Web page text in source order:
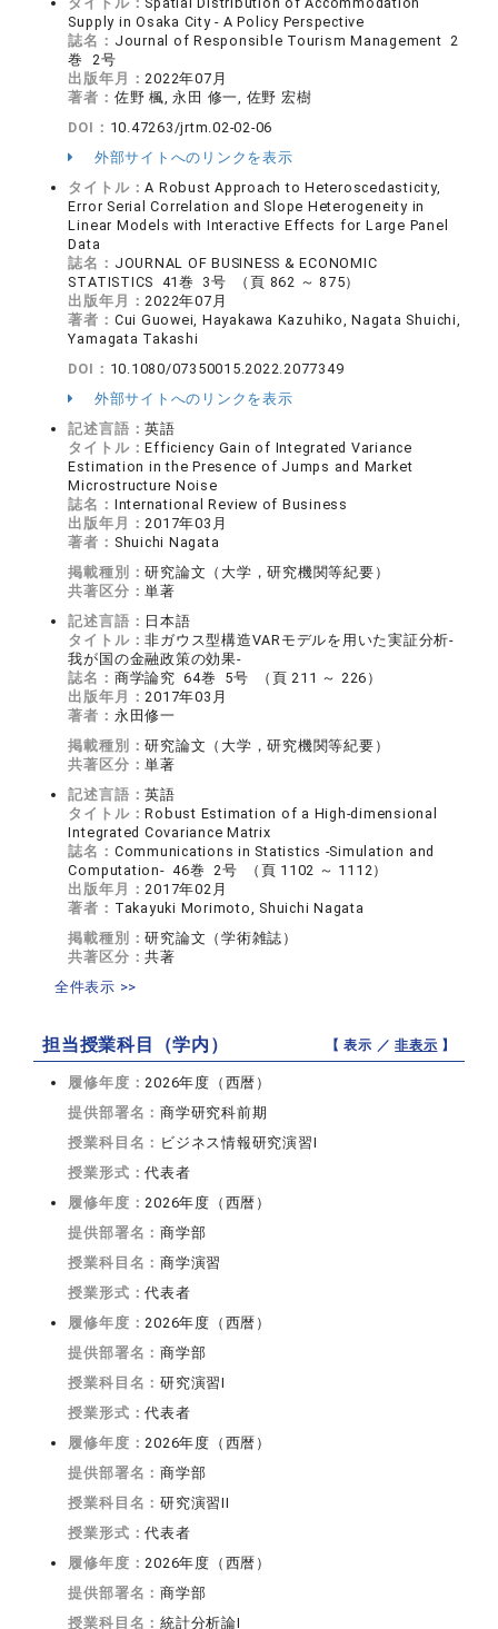
Supply in Osaka City - A Policy Perspective
誌名： Journal of Responsible Tourism Management 2
巻 2号
出版年月：2022年07月
著者： 佐野 楓, 永田 修一, 佐野 宏樹
DOI： 10.47263/jrtm.02-02-06
外部サイトへのリンクを表示
タイトル：A Robust Approach to Heteroscedasticity,
Error Serial Correlation and Slope Heterogeneity in
Linear Models with Interactive Effects for Large Panel
Data
誌名： JOURNAL OF BUSINESS & ECONOMIC
STATISTICS 41巻 3号 （頁 862 ～ 875）
出版年月：2022年07月
著者： Cui Guowei, Hayakawa Kazuhiko, Nagata Shuichi,
Yamagata Takashi
DOI： 10.1080/07350015.2022.2077349
外部サイトへのリンクを表示
記述言語：英語
タイトル：Efficiency Gain of Integrated Variance
Estimation in the Presence of Jumps and Market
Microstructure Noise
誌名： International Review of Business
出版年月：2017年03月
著者： Shuichi Nagata
掲載種別：研究論文（大学，研究機関等紀要）
共著区分：単著
記述言語： 日本語
タイトル：非ガウス型構造VARモデルを用いた実証分析-
我が国の金融政策の効果-
誌名： 商学論究 64巻 5号 （頁 211 ～ 226）
出版年月：2017年03月
著者： 永田修一
掲載種別：研究論文（大学，研究機関等紀要）
共著区分：単著
記述言語：英語
タイトル：Robust Estimation of a High-dimensional
Integrated Covariance Matrix
誌名： Communications in Statistics -Simulation and
Computation- 46巻 2号 （頁 1102 ～ 1112）
出版年月：2017年02月
著者： Takayuki Morimoto, Shuichi Nagata
掲載種別：研究論文（学術雑誌）
共著区分：共著
全件表示 >>
担当授業科目（学内） 【 表示 ／非表示 】
履修年度：2026年度（西暦）
提供部署名：商学研究科前期
授業科目名： ビジネス情報研究演習I
授業形式：代表者
履修年度：2026年度（西暦）
提供部署名：商学部
授業科目名：商学演習
授業形式：代表者
履修年度：2026年度（西暦）
提供部署名：商学部
授業科目名：研究演習I
授業形式：代表者
履修年度：2026年度（西暦）
提供部署名：商学部
授業科目名：研究演習II
授業形式：代表者
履修年度：2026年度（西暦）
提供部署名：商学部
授業科目名：統計分析論I